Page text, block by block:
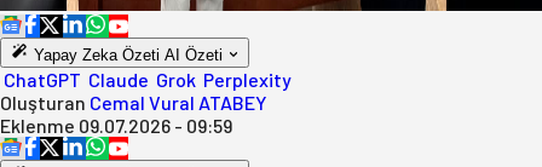
Yapay Zeka Özeti AI Özeti
ChatGPT Claude Grok Perplexity
Oluşturan Cemal Vural ATABEY
Eklenme 09.07.2026 - 09:59